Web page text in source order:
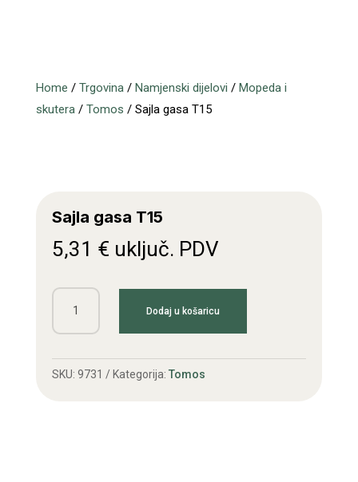
Home / Trgovina/ Namjenski dijelovi / Mopeda i
skutera/ Tomos / Sajla gasa T15
Sajla gasa T15
5,31 € uključ. PDV
Sajla
gasa
količina
Dodaj u košaricu
SKU: 9731 Kategorija: Tomos